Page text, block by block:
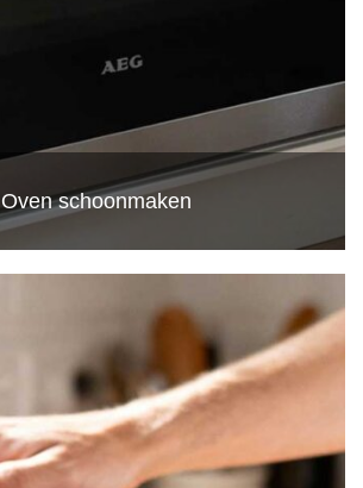
Oven schoonmaken